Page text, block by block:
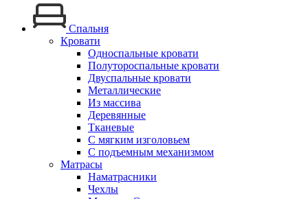
Спальня
Кровати
Односпальные кровати
Полутороспальные кровати
Двуспальные кровати
Металлические
Из массива
Деревянные
Тканевые
С мягким изголовьем
С подъемным механизмом
Матрасы
Наматрасники
Чехлы